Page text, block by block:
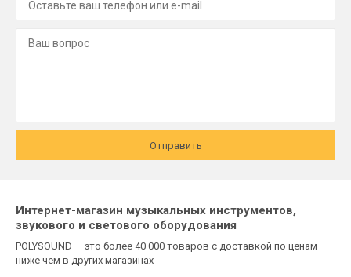
Отправить
Интернет-магазин музыкальных инструментов,
звукового и светового оборудования
POLYSOUND — это более 40 000 товаров с доставкой по ценам
ниже чем в других магазинах